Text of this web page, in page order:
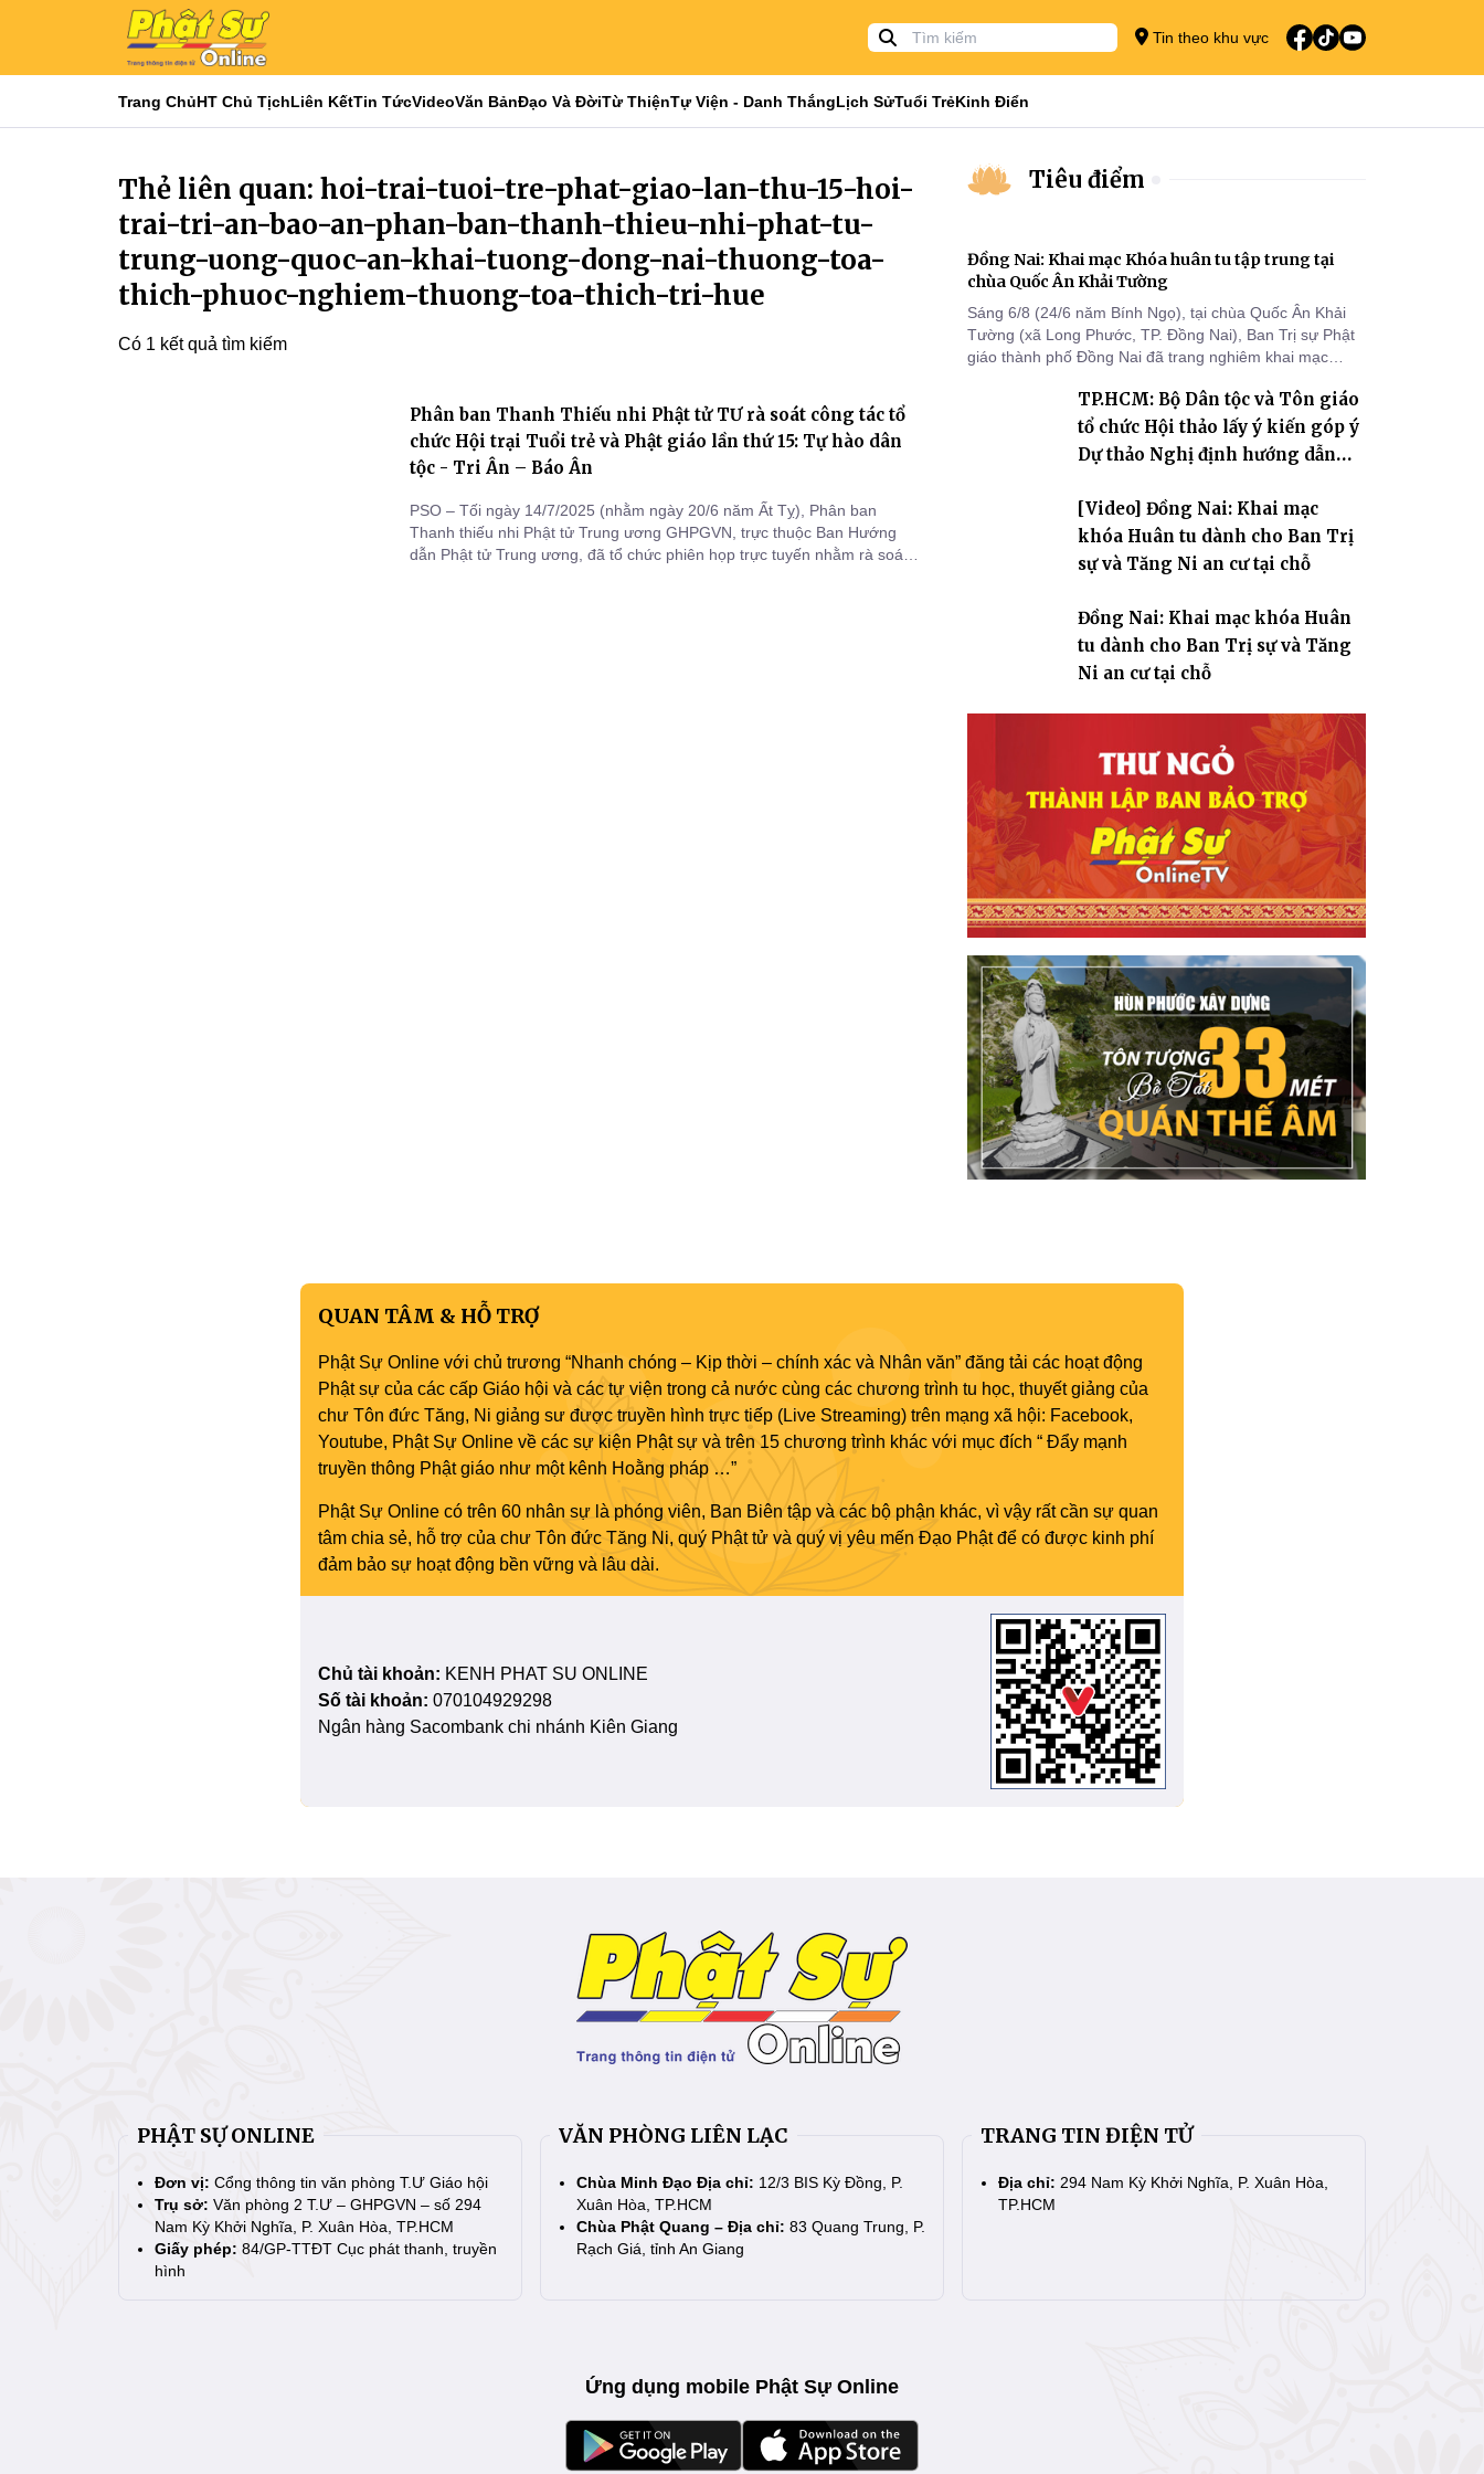
Tin theo khu vực
Trang ChủHT Chủ TịchLiên KếtTin TứcVideoVăn BảnĐạo Và ĐờiTừ ThiệnTự Viện - Danh ThắngLịch SửTuổi TrẻKinh Điển
Thẻ liên quan: hoi-trai-tuoi-tre-phat-giao-lan-thu-15-hoi-
trai-tri-an-bao-an-phan-ban-thanh-thieu-nhi-phat-tu-
trung-uong-quoc-an-khai-tuong-dong-nai-thuong-toa-
thich-phuoc-nghiem-thuong-toa-thich-tri-hue
Có 1 kết quả tìm kiếm
Phân ban Thanh Thiếu nhi Phật tử TƯ rà soát công tác tổ
chức Hội trại Tuổi trẻ và Phật giáo lần thứ 15: Tự hào dân
tộc - Tri Ân – Báo Ân
PSO – Tối ngày 14/7/2025 (nhằm ngày 20/6 năm Ất Tỵ), Phân ban
Thanh thiếu nhi Phật tử Trung ương GHPGVN, trực thuộc Ban Hướng
dẫn Phật tử Trung ương, đã tổ chức phiên họp trực tuyến nhằm rà soát
Tiêu điểm
Đồng Nai: Khai mạc Khóa huân tu tập trung tại
chùa Quốc Ân Khải Tường
Sáng 6/8 (24/6 năm Bính Ngọ), tại chùa Quốc Ân Khải
Tường (xã Long Phước, TP. Đồng Nai), Ban Trị sự Phật
giáo thành phố Đồng Nai đã trang nghiêm khai mạc
2570 dành cho chư Tăng hành giả an cư tại chỗ khu vực
VII, VIII và trường hạ chùa Quốc Ân Khải Tường.
TP.HCM: Bộ Dân tộc và Tôn giáo
tổ chức Hội thảo lấy ý kiến góp ý
Dự thảo Nghị định hướng dẫn
giáo
[Video] Đồng Nai: Khai mạc
khóa Huân tu dành cho Ban Trị
sự và Tăng Ni an cư tại chỗ
Đồng Nai: Khai mạc khóa Huân
tu dành cho Ban Trị sự và Tăng
Ni an cư tại chỗ
QUAN TÂM & HỖ TRỢ
Phật Sự Online với chủ trương “Nhanh chóng – Kịp thời – chính xác và Nhân văn” đăng tải các hoạt động
Phật sự của các cấp Giáo hội và các tự viện trong cả nước cùng các chương trình tu học, thuyết giảng của
chư Tôn đức Tăng, Ni giảng sư được truyền hình trực tiếp (Live Streaming) trên mạng xã hội: Facebook,
Youtube, Phật Sự Online về các sự kiện Phật sự và trên 15 chương trình khác với mục đích “ Đẩy mạnh
truyền thông Phật giáo như một kênh Hoằng pháp …”
Phật Sự Online có trên 60 nhân sự là phóng viên, Ban Biên tập và các bộ phận khác, vì vậy rất cần sự quan
tâm chia sẻ, hỗ trợ của chư Tôn đức Tăng Ni, quý Phật tử và quý vị yêu mến Đạo Phật để có được kinh phí
đảm bảo sự hoạt động bền vững và lâu dài.
Chủ tài khoản: KENH PHAT SU ONLINE
Số tài khoản: 070104929298
Ngân hàng Sacombank chi nhánh Kiên Giang
PHẬT SỰ ONLINE
Đơn vị: Cổng thông tin văn phòng T.Ư Giáo hội
Trụ sở: Văn phòng 2 T.Ư – GHPGVN – số 294
Nam Kỳ Khởi Nghĩa, P. Xuân Hòa, TP.HCM
Giấy phép: 84/GP-TTĐT Cục phát thanh, truyền
hình
VĂN PHÒNG LIÊN LẠC
Chùa Minh Đạo Địa chỉ: 12/3 BIS Kỳ Đồng, P.
Xuân Hòa, TP.HCM
Chùa Phật Quang – Địa chỉ: 83 Quang Trung, P.
Rạch Giá, tỉnh An Giang
TRANG TIN ĐIỆN TỬ
Địa chỉ: 294 Nam Kỳ Khởi Nghĩa, P. Xuân Hòa,
TP.HCM
Ứng dụng mobile Phật Sự Online